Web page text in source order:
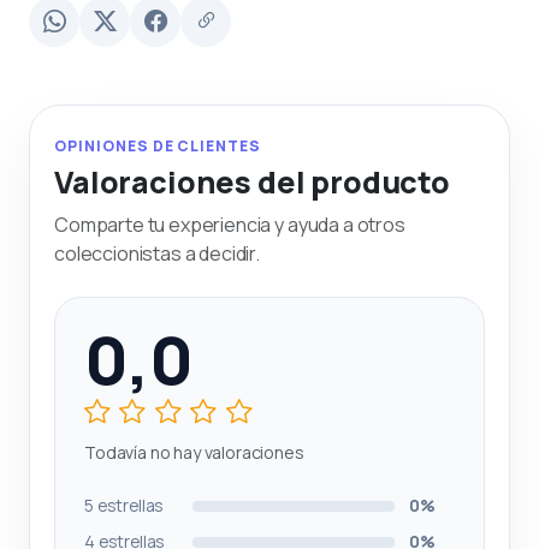
OPINIONES DE CLIENTES
Valoraciones del producto
Comparte tu experiencia y ayuda a otros
coleccionistas a decidir.
0,0
Todavía no hay valoraciones
5 estrellas
0%
4 estrellas
0%